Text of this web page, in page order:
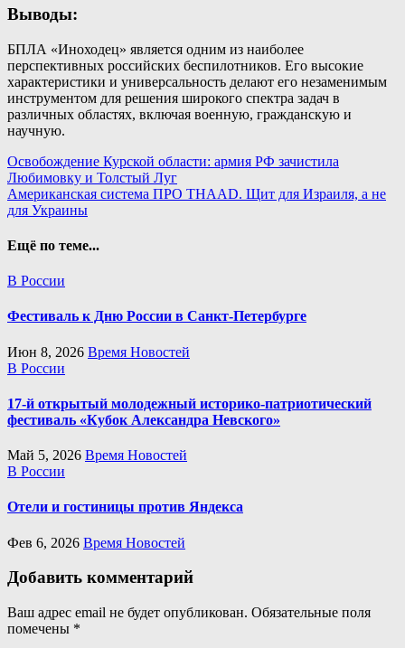
Выводы:
БПЛА «Иноходец» является одним из наиболее
перспективных российских беспилотников. Его высокие
характеристики и универсальность делают его незаменимым
инструментом для решения широкого спектра задач в
различных областях, включая военную, гражданскую и
научную.
Навигация
по
записям
Освобождение Курской области: армия РФ зачистила
Любимовку и Толстый Луг
Американская система ПРО THAAD. Щит для Израиля, а не
для Украины
Ещё по теме...
В России
Фестиваль к Дню России в Санкт-Петербурге
Июн 8, 2026 Время Новостей
В России
17-й открытый молодежный историко-патриотический
фестиваль «Кубок Александра Невского»
Май 5, 2026 Время Новостей
В России
Отели и гостиницы против Яндекса
Фев 6, 2026 Время Новостей
Добавить комментарий
Ваш адрес email не будет опубликован. Обязательные поля
помечены *